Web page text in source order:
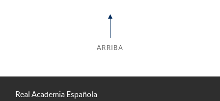
ARRIBA
Real Academia Española